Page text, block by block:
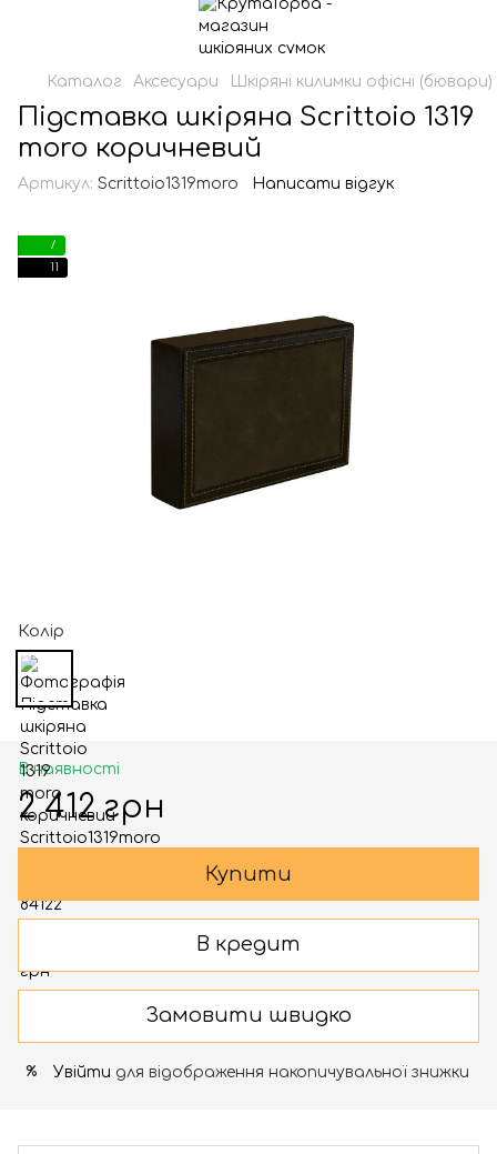
Каталог Аксесуари Шкіряні килимки офісні (бювари)
Підставка шкіряна Scrittoio 1319
moro коричневий
Артикул: Scrittoio1319moro Написати відгук
7
11
Колір
В наявності
2 412 грн
Купити
В кредит
Замовити швидко
% Увійти для відображення накопичувальної знижки